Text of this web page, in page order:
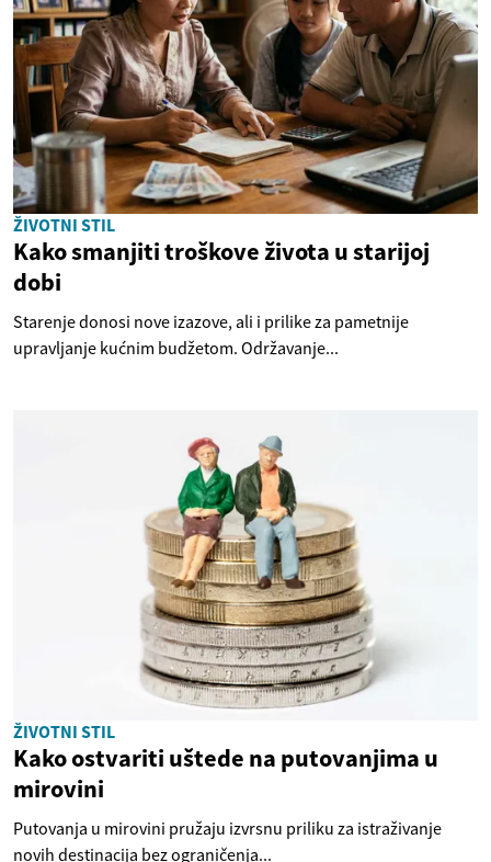
ŽIVOTNI STIL
Kako smanjiti troškove života u starijoj
dobi
Starenje donosi nove izazove, ali i prilike za pametnije
upravljanje kućnim budžetom. Održavanje...
ŽIVOTNI STIL
Kako ostvariti uštede na putovanjima u
mirovini
Putovanja u mirovini pružaju izvrsnu priliku za istraživanje
novih destinacija bez ograničenja...